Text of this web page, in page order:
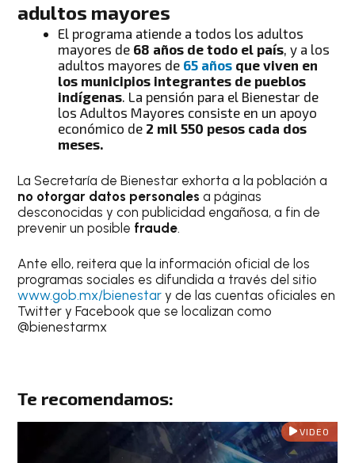
adultos mayores
El programa atiende a todos los adultos
mayores de 68 años de todo el país, y a los
adultos mayores de 65 años que viven en
los municipios integrantes de pueblos
indígenas. La pensión para el Bienestar de
los Adultos Mayores consiste en un apoyo
económico de 2 mil 550 pesos cada dos
meses.
La Secretaría de Bienestar exhorta a la población a
no otorgar datos personalesa páginas
desconocidas y con publicidad engañosa, a fin de
prevenir un posible fraude.
Ante ello, reitera que la información oficial de los
programas sociales es difundida a través del sitio
www.gob.mx/bienestar y de las cuentas oficiales en
Twitter y Facebook que se localizan como
@bienestarmx
Te recomendamos:
VIDEO